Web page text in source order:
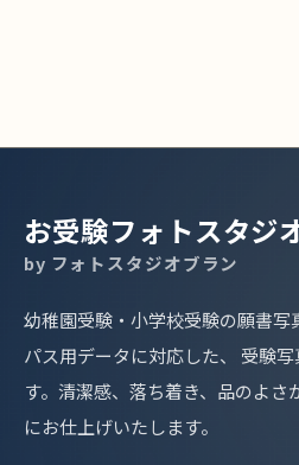
お受験フォトスタジ
by フォトスタジオブラン
幼稚園受験・小学校受験の願書
パス用データに対応した、 受験
す。清潔感、落ち着き、品のよ
にお仕上げいたします。